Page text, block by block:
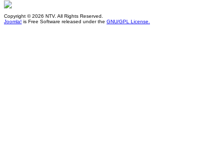
Copyright © 2026 NTV. All Rights Reserved.
Joomla! is Free Software released under the GNU/GPL License.